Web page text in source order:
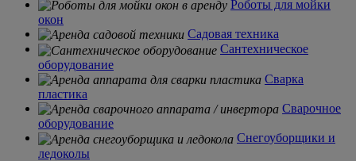
Роботы для мойки
окон
Садовая техника
Сантехническое
оборудование
Сварка
пластика
Сварочное
оборудование
Снегоуборщики и
ледоколы